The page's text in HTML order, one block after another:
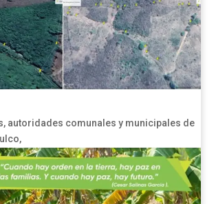
autoridades comunales y municipales de